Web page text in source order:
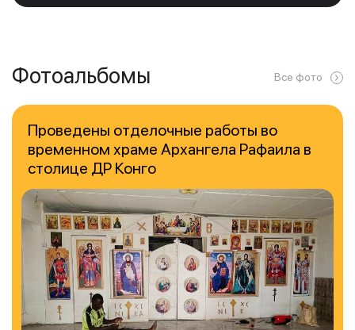
Фотоальбомы Все фото
Проведены отделочные работы во
временном храме Архангела Рафаила в
столице ДР Конго